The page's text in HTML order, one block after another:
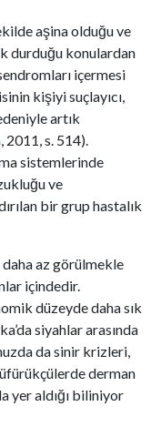
aşina olduğu ve
durduğu konulardan
içermesi
kişiyi suçlayıcı,
artık
2011, s. 514).
sistemlerinde
ve
bir grup hastalık
daha az görülmekle
içindedir.
düzeyde daha sık
siyahlar arasında
da sinir krizleri,
derman
yer aldığı biliniyor